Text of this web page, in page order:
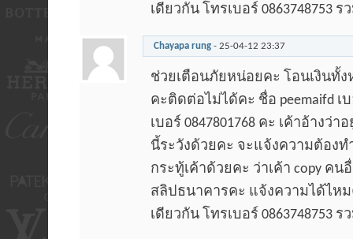
เดียวกัน โทรเบอร์ 0863748753
Chayapa rung- 25-04-12 23:37
ช่วยเตือนภัยหน่อยคะ โอนเงินทั้ง
คะติดต่อไม่ได้คะ ชื่อ peemaifd เบ
เบอร์ 0847801768 คะ เค้าอ้างว่
นี้ระวังด้วยคะ จะแจ้งความต้องท
กระทู้เค้าด้วยคะ ว่าเค้า copy ค
สลิปธนาคารคะ แจ้งความได้ไห
เดียวกัน โทรเบอร์ 0863748753